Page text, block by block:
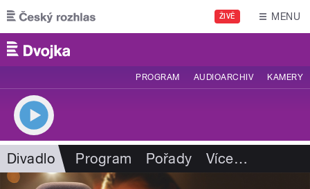
Přejít k hlavnímu obsahu
ŽIVĚ MENU
PROGRAM AUDIOARCHIV KAMERY
Divadlo Program Pořady Více…